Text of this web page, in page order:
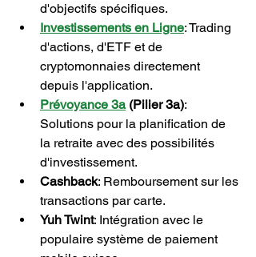
d'objectifs spécifiques.
Investissements en Ligne: Trading
d'actions, d'ETF et de
cryptomonnaies directement
depuis l'application.
Prévoyance 3a (Pilier 3a):
Solutions pour la planification de
la retraite avec des possibilités
d'investissement.
Cashback: Remboursement sur les
transactions par carte.
Yuh Twint: Intégration avec le
populaire système de paiement